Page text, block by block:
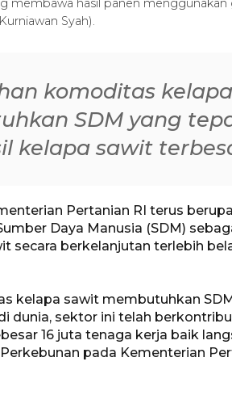
membawa hasil panen
Syah).
komoditas
SDM yang
kelapa sawit
Pertanian RI terus
Daya Manusia (SDM)
secara berkelanjutan terlebih
kelapa sawit membutuhkan
dunia, sektor ini telah
16 juta tenaga kerja baik
pada Kementerian